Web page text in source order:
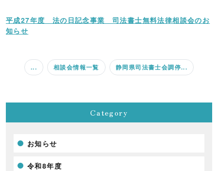
平成27年度 法の日記念事業 司法書士無料法律相談会のお
知らせ
... 相談会情報一覧 静岡県司法書士会調停...
Category
お知らせ
令和8年度